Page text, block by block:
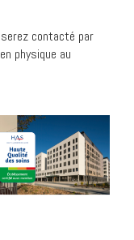
contacté par
physique au